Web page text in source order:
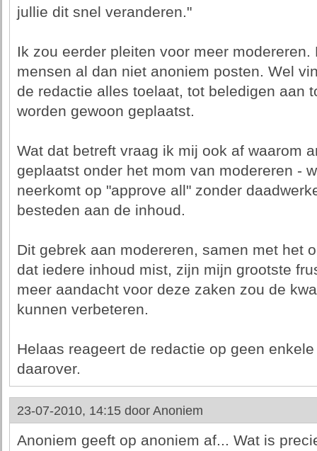
jullie dit snel veranderen."
Ik zou eerder pleiten voor meer
mensen al dan niet anoniem posten. Wel
de redactie alles toelaat, tot beledigen aan
worden gewoon geplaatst.
Wat dat betreft vraag ik mij ook af waarom
geplaatst onder het mom van modereren -
neerkomt op "approve all" zonder
besteden aan de inhoud.
Dit gebrek aan modereren, samen met het
dat iedere inhoud mist, zijn mijn grootste
meer aandacht voor deze zaken zou de
kunnen verbeteren.
Helaas reageert de redactie op geen
daarover.
23-07-2010, 14:15 door Anoniem
Anoniem geeft op anoniem af... Wat is